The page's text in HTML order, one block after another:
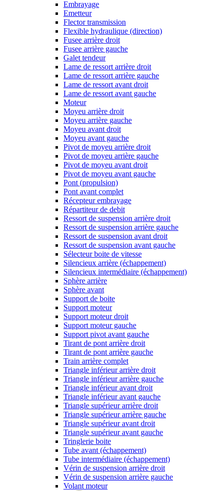
Embrayage
Emetteur
Flector transmission
Flexible hydraulique (direction)
Fusee arrière droit
Fusee arrière gauche
Galet tendeur
Lame de ressort arrière droit
Lame de ressort arrière gauche
Lame de ressort avant droit
Lame de ressort avant gauche
Moteur
Moyeu arrière droit
Moyeu arrière gauche
Moyeu avant droit
Moyeu avant gauche
Pivot de moyeu arrière droit
Pivot de moyeu arrière gauche
Pivot de moyeu avant droit
Pivot de moyeu avant gauche
Pont (propulsion)
Pont avant complet
Récepteur embrayage
Répartiteur de debit
Ressort de suspension arrière droit
Ressort de suspension arrière gauche
Ressort de suspension avant droit
Ressort de suspension avant gauche
Sélecteur boite de vitesse
Silencieux arrière (échappement)
Silencieux intermédiaire (échappement)
Sphère arrière
Sphère avant
Support de boite
Support moteur
Support moteur droit
Support moteur gauche
Support pivot avant gauche
Tirant de pont arrière droit
Tirant de pont arrière gauche
Train arrière complet
Triangle inférieur arrière droit
Triangle inférieur arrière gauche
Triangle inférieur avant droit
Triangle inférieur avant gauche
Triangle supérieur arrière droit
Triangle supérieur arrière gauche
Triangle supérieur avant droit
Triangle supérieur avant gauche
Tringlerie boite
Tube avant (échappement)
Tube intermédiaire (échappement)
Vérin de suspension arrière droit
Vérin de suspension arrière gauche
Volant moteur